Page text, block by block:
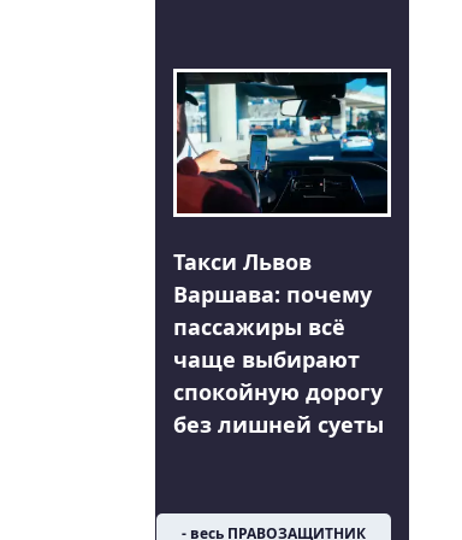
Такси Львов
Варшава: почему
пассажиры всё
чаще выбирают
спокойную дорогу
без лишней суеты
- весь ПРАВОЗАЩИТНИК